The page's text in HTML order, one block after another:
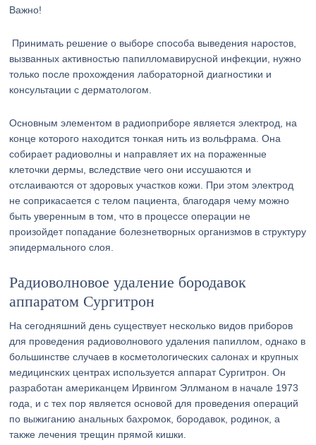
Важно!
Принимать решение о выборе способа выведения наростов,
вызванных активностью папилломавирусной инфекции, нужно
только после прохождения лабораторной диагностики и
консультации с дерматологом.
Основным элементом в радиоприборе является электрод, на
конце которого находится тонкая нить из вольфрама. Она
собирает радиоволны и направляет их на пораженные
клеточки дермы, вследствие чего они иссушаются и
отслаиваются от здоровых участков кожи. При этом электрод
не соприкасается с телом пациента, благодаря чему можно
быть уверенным в том, что в процессе операции не
произойдет попадание болезнетворных организмов в структуру
эпидермального слоя.
Радиоволновое удаление бородавок
аппаратом Сургитрон
На сегодняшний день существует несколько видов приборов
для проведения радиоволнового удаления папиллом, однако в
большинстве случаев в косметологических салонах и крупных
медицинских центрах используется аппарат Сургитрон. Он
разработан американцем Ирвингом Эллманом в начале 1973
года, и с тех пор является основой для проведения операций
по выжиганию анальных бахромок, бородавок, родинок, а
также лечения трещин прямой кишки.